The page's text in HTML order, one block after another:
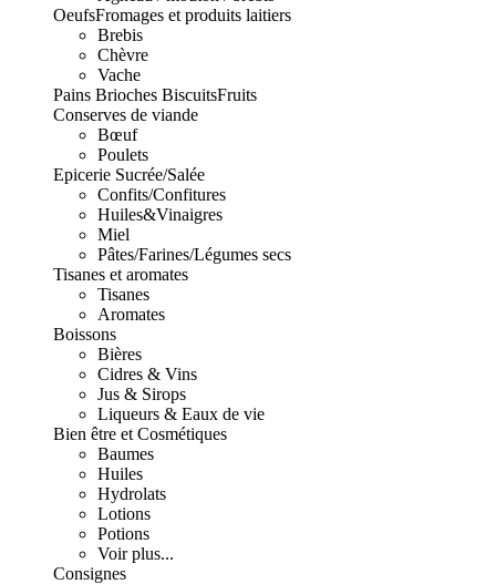
OeufsFromages et produits laitiers
Brebis
Chèvre
Vache
Pains Brioches BiscuitsFruits
Conserves de viande
Bœuf
Poulets
Epicerie Sucrée/Salée
Confits/Confitures
Huiles&Vinaigres
Miel
Pâtes/Farines/Légumes secs
Tisanes et aromates
Tisanes
Aromates
Boissons
Bières
Cidres & Vins
Jus & Sirops
Liqueurs & Eaux de vie
Bien être et Cosmétiques
Baumes
Huiles
Hydrolats
Lotions
Potions
Voir plus...
Consignes